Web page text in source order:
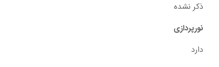
ذکر نشده
نورپردازی
دارد